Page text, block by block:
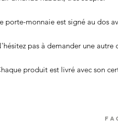
porte-monnaie est signé au dos
pas à demander une autre
produit est livré avec son